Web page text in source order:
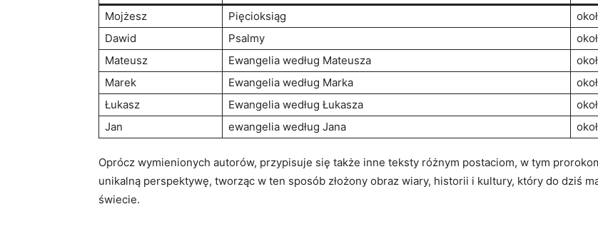
Mojżesz
Pięcioksiąg
Dawid
Psalmy
Mateusz
Ewangelia według Mateusza
Marek
Ewangelia według Marka
Łukasz
Ewangelia według Łukasza
Jan
ewangelia według Jana
Oprócz wymienionych autorów, przypisuje się także inne teksty różnym postaciom, w tym
unikalną perspektywę, tworząc w ten sposób złożony obraz wiary, historii i kultury, który do dziś
świecie.